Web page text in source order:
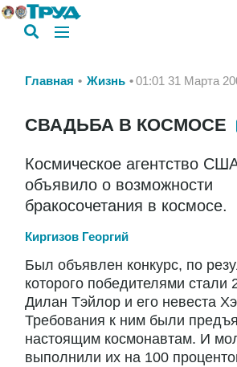
Главная Жизнь 01:01 31 Марта
СВАДЬБА В КОСМОСЕ
Космическое агентство
объявило о возможности
бракосочетания в космосе.
Киргизов Георгий
Был объявлен конкурс, по
которого победителями стали
Дилан Тэйлор и его невеста
Требования к ним были
настоящим космонавтам. И
выполнили их на 100